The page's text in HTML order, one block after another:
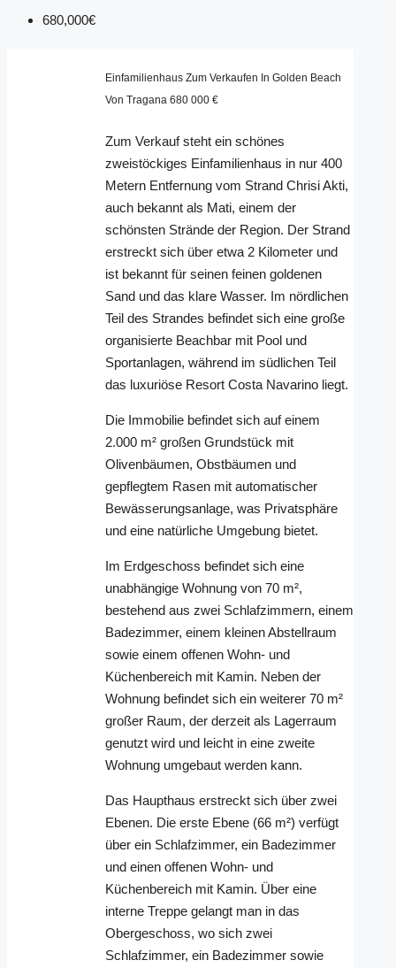
680,000€
Einfamilienhaus Zum Verkaufen In Golden Beach
Von Tragana 680 000 €
Zum Verkauf steht ein schönes
zweistöckiges Einfamilienhaus in nur 400
Metern Entfernung vom Strand Chrisi Akti,
auch bekannt als Mati, einem der
schönsten Strände der Region. Der Strand
erstreckt sich über etwa 2 Kilometer und
ist bekannt für seinen feinen goldenen
Sand und das klare Wasser. Im nördlichen
Teil des Strandes befindet sich eine große
organisierte Beachbar mit Pool und
Sportanlagen, während im südlichen Teil
das luxuriöse Resort Costa Navarino liegt.
Die Immobilie befindet sich auf einem
2.000 m² großen Grundstück mit
Olivenbäumen, Obstbäumen und
gepflegtem Rasen mit automatischer
Bewässerungsanlage, was Privatsphäre
und eine natürliche Umgebung bietet.
Im Erdgeschoss befindet sich eine
unabhängige Wohnung von 70 m²,
bestehend aus zwei Schlafzimmern, einem
Badezimmer, einem kleinen Abstellraum
sowie einem offenen Wohn- und
Küchenbereich mit Kamin. Neben der
Wohnung befindet sich ein weiterer 70 m²
großer Raum, der derzeit als Lagerraum
genutzt wird und leicht in eine zweite
Wohnung umgebaut werden kann.
Das Haupthaus erstreckt sich über zwei
Ebenen. Die erste Ebene (66 m²) verfügt
über ein Schlafzimmer, ein Badezimmer
und einen offenen Wohn- und
Küchenbereich mit Kamin. Über eine
interne Treppe gelangt man in das
Obergeschoss, wo sich zwei
Schlafzimmer, ein Badezimmer sowie